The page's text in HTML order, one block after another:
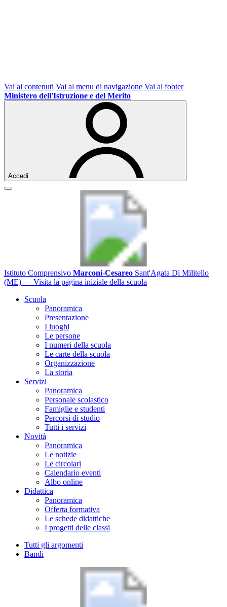
Vai ai contenuti Vai al menu di navigazione Vai al footer
Ministero dell'Istruzione e del Merito
Accedi
Istituto Comprensivo Marconi-Cesareo Sant'Agata Di Militello
(ME) — Visita la pagina iniziale della scuola
Scuola
Panoramica
Presentazione
I luoghi
Le persone
I numeri della scuola
Le carte della scuola
Organizzazione
La storia
Servizi
Panoramica
Personale scolastico
Famiglie e studenti
Percorsi di studio
Tutti i servizi
Novità
Panoramica
Le notizie
Le circolari
Calendario eventi
Albo online
Didattica
Panoramica
Offerta formativa
Le schede didattiche
I progetti delle classi
Tutti gli argomenti
Bandi